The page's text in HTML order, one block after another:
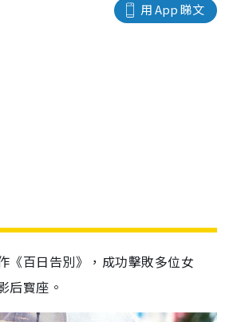
用 App 睇文
《百日告別》，成功擊敗多位女
后寳座。